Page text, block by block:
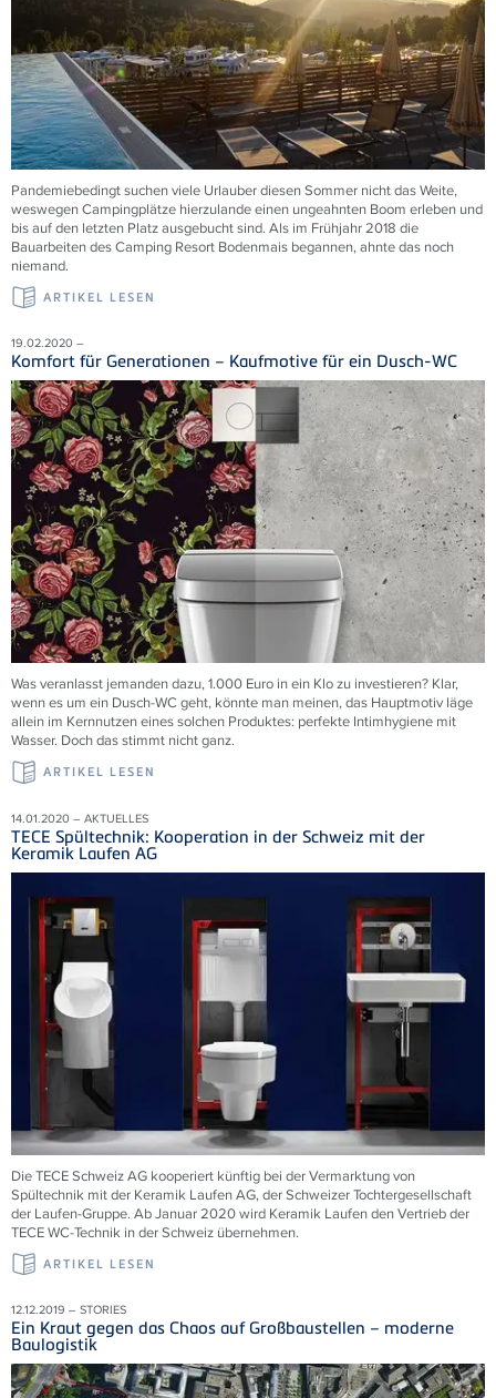
Pandemiebedingt suchen viele Urlauber diesen Sommer nicht das Weite,
weswegen Campingplätze hierzulande einen ungeahnten Boom erleben und
bis auf den letzten Platz ausgebucht sind. Als im Frühjahr 2018 die
Bauarbeiten des Camping Resort Bodenmais begannen, ahnte das noch
niemand.
ARTIKEL LESEN
19.02.2020 –
Komfort für Generationen – Kaufmotive für ein Dusch-WC
Was veranlasst jemanden dazu, 1.000 Euro in ein Klo zu investieren? Klar,
wenn es um ein Dusch-WC geht, könnte man meinen, das Hauptmotiv läge
allein im Kernnutzen eines solchen Produktes: perfekte Intimhygiene mit
Wasser. Doch das stimmt nicht ganz.
ARTIKEL LESEN
14.01.2020 – AKTUELLES
TECE Spültechnik: Kooperation in der Schweiz mit der
Keramik Laufen AG
Die TECE Schweiz AG kooperiert künftig bei der Vermarktung von
Spültechnik mit der Keramik Laufen AG, der Schweizer Tochtergesellschaft
der Laufen-Gruppe. Ab Januar 2020 wird Keramik Laufen den Vertrieb der
TECE WC-Technik in der Schweiz übernehmen.
ARTIKEL LESEN
12.12.2019 – STORIES
Ein Kraut gegen das Chaos auf Großbaustellen – moderne
Baulogistik